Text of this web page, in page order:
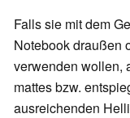
Falls sie mit dem
Notebook draußen
verwenden wollen,
mattes bzw.
ausreichenden